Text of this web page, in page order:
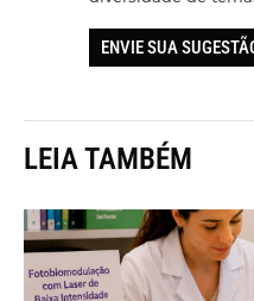
ENVIE SUA
LEIA TAMBÉM